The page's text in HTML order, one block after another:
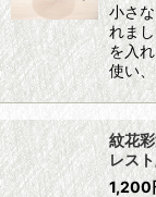
小さ
れま
を入
使い
紋花
レス
1,200